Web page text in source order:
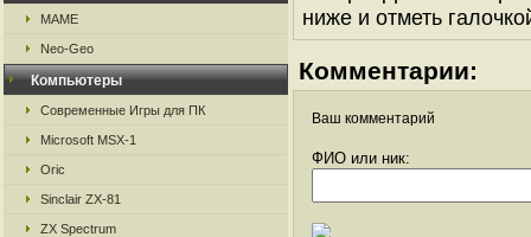
MAME
Neo-Geo
Компьютеры
Современные Игры для ПК
Microsoft MSX-1
Oric
Sinclair ZX-81
ZX Spectrum
ниже и отметь
Комментарии:
Ваш комментарий
ФИО или ник: